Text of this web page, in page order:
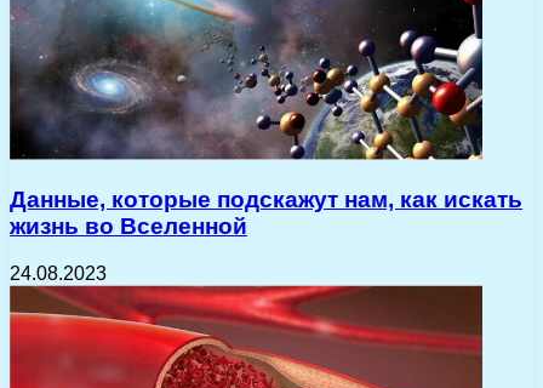
Данные, которые подскажут нам, как искать
жизнь во Вселенной
24.08.2023